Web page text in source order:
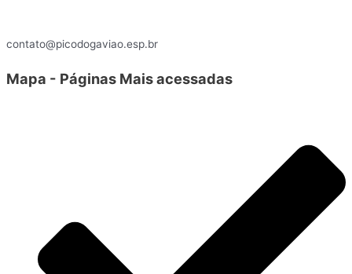
contato@picodogaviao.esp.br
Mapa - Páginas Mais acessadas